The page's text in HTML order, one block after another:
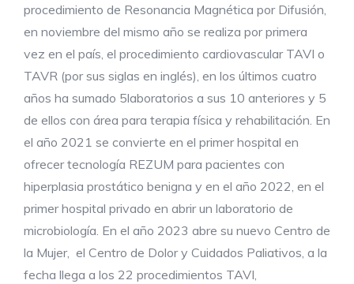
procedimiento de Resonancia Magnética por Difusión,
en noviembre del mismo año se realiza por primera
vez en el país, el procedimiento cardiovascular TAVI o
TAVR (por sus siglas en inglés), en los últimos cuatro
años ha sumado 5laboratorios a sus 10 anteriores y 5
de ellos con área para terapia física y rehabilitación. En
el año 2021 se convierte en el primer hospital en
ofrecer tecnología REZUM para pacientes con
hiperplasia prostático benigna y en el año 2022, en el
primer hospital privado en abrir un laboratorio de
microbiología. En el año 2023 abre su nuevo Centro de
la Mujer, el Centro de Dolor y Cuidados Paliativos, a la
fecha llega a los 22 procedimientos TAVI,